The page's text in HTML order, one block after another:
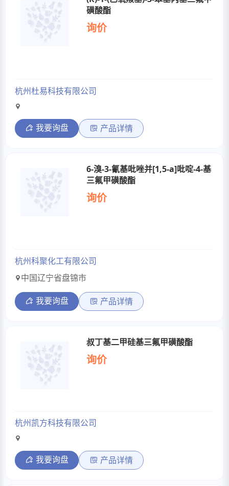
磺酸酯
询价
杭州杜易科技有限公司
我要询盘 产品详情
6-溴-3-氰基吡唑并[1,5-a]吡啶-4-基
三氟甲磺酸酯
询价
杭州科聚化工有限公司
中国辽宁省盘锦市
我要询盘 产品详情
叔丁基二甲硅基三氟甲磺酸酯
询价
杭州凯方科技有限公司
我要询盘 产品详情